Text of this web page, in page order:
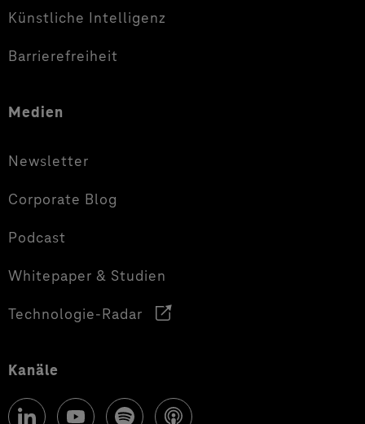
Künstliche Intelligenz
Barrierefreiheit
Medien
Newsletter
Corporate Blog
Podcast
Whitepaper & Studien
Technologie-Radar
Kanäle